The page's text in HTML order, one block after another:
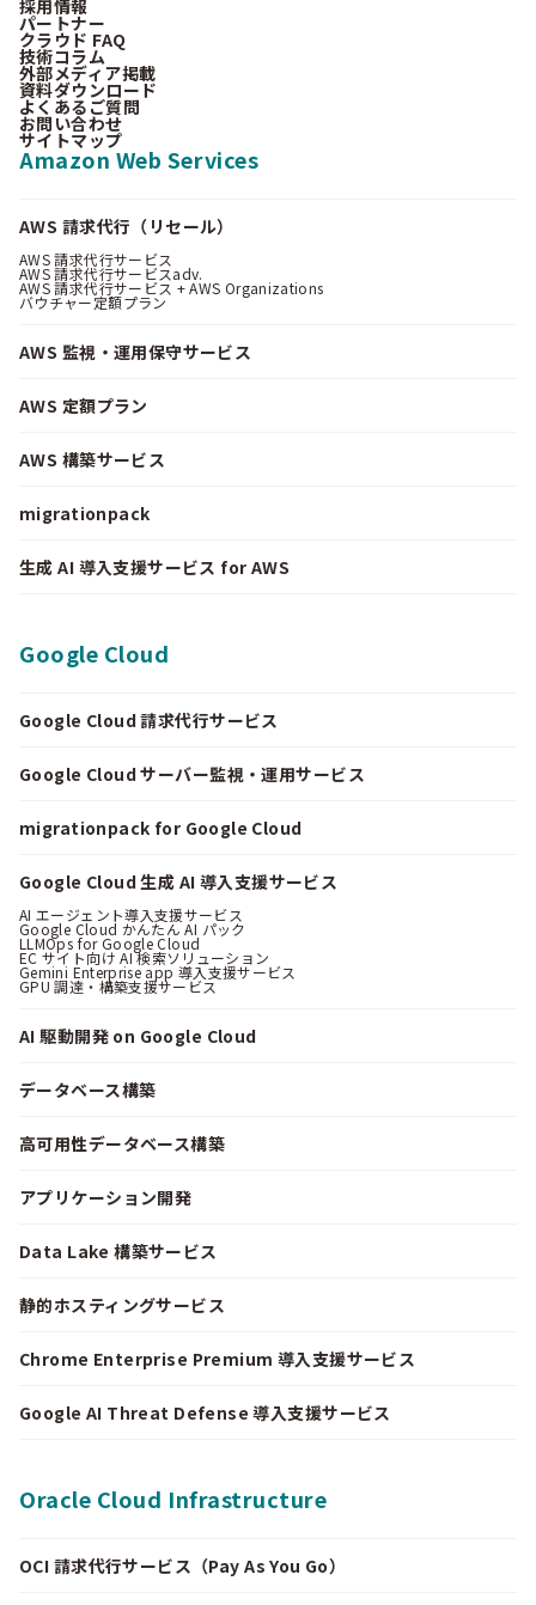
採用情報
パートナー
クラウド FAQ
技術コラム
外部メディア掲載
資料ダウンロード
よくあるご質問
お問い合わせ
サイトマップ
Amazon Web Services
AWS 請求代行（リセール）
AWS 請求代行サービス
AWS 請求代行サービスadv.
AWS 請求代行サービス + AWS Organizations
バウチャー定額プラン
AWS 監視・運用保守サービス
AWS 定額プラン
AWS 構築サービス
migrationpack
生成 AI 導入支援サービス for AWS
Google Cloud
Google Cloud 請求代行サービス
Google Cloud サーバー監視・運用サービス
migrationpack for Google Cloud
Google Cloud 生成 AI 導入支援サービス
AI エージェント導入支援サービス
Google Cloud かんたん AI パック
LLMOps for Google Cloud
EC サイト向け AI 検索ソリューション
Gemini Enterprise app 導入支援サービス
GPU 調達・構築支援サービス
AI 駆動開発 on Google Cloud
データベース構築
高可用性データベース構築
アプリケーション開発
Data Lake 構築サービス
静的ホスティングサービス
Chrome Enterprise Premium 導入支援サービス
Google AI Threat Defense 導入支援サービス
Oracle Cloud Infrastructure
OCI 請求代行サービス（Pay As You Go）